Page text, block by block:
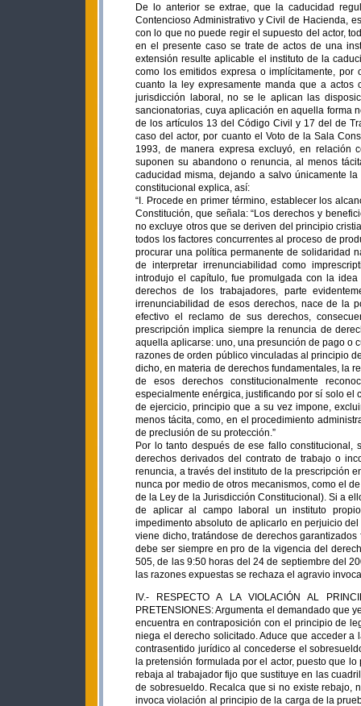
De lo anterior se extrae, que la caducidad
Contencioso Administrativo y Civil de Hacienda,
con lo que no puede regir el supuesto del actor,
en el presente caso se trate de actos de una
extensión resulte aplicable el instituto de la
como los emitidos expresa o implícitamente,
cuanto la ley expresamente manda que a
jurisdicción laboral, no se le aplican las
sancionatorias, cuya aplicación en aquella forma
de los artículos 13 del Código Civil y 17 del de
caso del actor, por cuanto el Voto de la Sala
1993, de manera expresa excluyó, en relación
suponen su abandono o renuncia, al menos
caducidad misma, dejando a salvo únicamente
constitucional explica, así:
“I. Procede en primer término, establecer los
Constitución, que señala: “Los derechos y
no excluye otros que se deriven del principio
todos los factores concurrentes al proceso de
procurar una política permanente de solidaridad
de interpretar irrenunciabilidad como
introdujo el capítulo, fue promulgada con la
derechos de los trabajadores, parte
irrenunciabilidad de esos derechos, nace de la
efectivo el reclamo de sus derechos,
prescripción implica siempre la renuncia de
aquella aplicarse: uno, una presunción de pago o
razones de orden público vinculadas al principio
dicho, en materia de derechos fundamentales, la
de esos derechos constitucionalmente
especialmente enérgica, justificando por sí solo
de ejercicio, principio que a su vez impone,
menos tácita, como, en el procedimiento
de preclusión de su protección.”
Por lo tanto después de ese fallo
derechos derivados del contrato de trabajo o
renuncia, a través del instituto de la prescripción
nunca por medio de otros mecanismos, como el
de la Ley de la Jurisdicción Constitucional). Si a
de aplicar al campo laboral un instituto
impedimento absoluto de aplicarlo en perjuicio
viene dicho, tratándose de derechos
debe ser siempre en pro de la vigencia del
505, de las 9:50 horas del 24 de septiembre del
las razones expuestas se rechaza el agravio
IV.- RESPECTO A LA VIOLACIÓN AL
PRETENSIONES: Argumenta el demandado que
encuentra en contraposición con el principio de
niega el derecho solicitado. Aduce que acceder
contrasentido jurídico al concederse el
la pretensión formulada por el actor, puesto que
rebaja al trabajador fijo que sustituye en las
de sobresueldo. Recalca que si no existe rebajo,
invoca violación al principio de la carga de la